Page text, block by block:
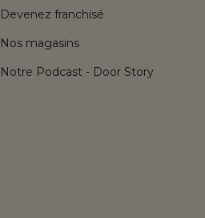
Devenez franchisé
Nos magasins
Notre Podcast - Door Story